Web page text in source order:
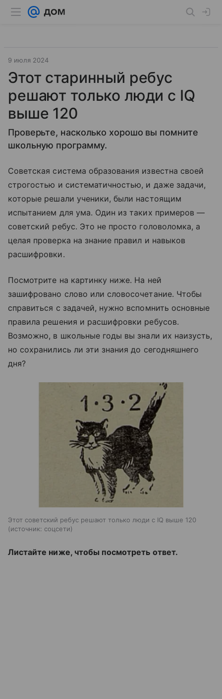
9 июля 2024
Этот старинный ребус
решают только люди с IQ
выше 120
Проверьте, насколько хорошо вы помните
школьную программу.
Советская система образования известна своей
строгостью и систематичностью, и даже задачи,
которые решали ученики, были настоящим
испытанием для ума. Один из таких примеров —
советский ребус. Это не просто головоломка, а
целая проверка на знание правил и навыков
расшифровки.
Посмотрите на картинку ниже. На ней
зашифровано слово или словосочетание. Чтобы
справиться с задачей, нужно вспомнить основные
правила решения и расшифровки ребусов.
Возможно, в школьные годы вы знали их наизусть,
но сохранились ли эти знания до сегодняшнего
дня?
Этот советский ребус решают только люди с IQ выше 120
источник: соцсети
Листайте ниже, чтобы посмотреть ответ.